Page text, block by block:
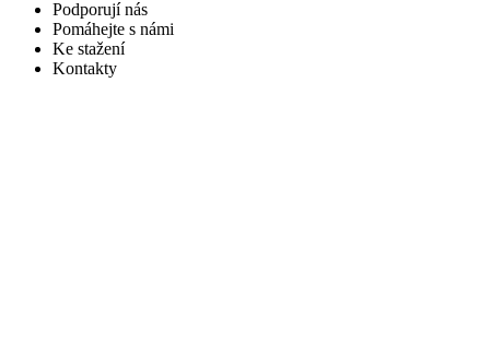
Podporují nás
Pomáhejte s námi
Ke stažení
Kontakty